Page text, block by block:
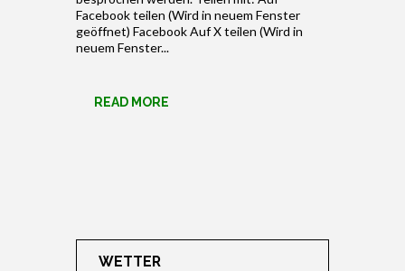
Facebook teilen (Wird in neuem Fenster
geöffnet) Facebook Auf X teilen (Wird in
neuem Fenster...
READ MORE
WETTER